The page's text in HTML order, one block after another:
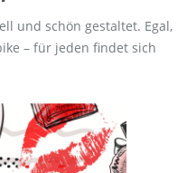
und schön gestaltet. Egal,
– für jeden findet sich